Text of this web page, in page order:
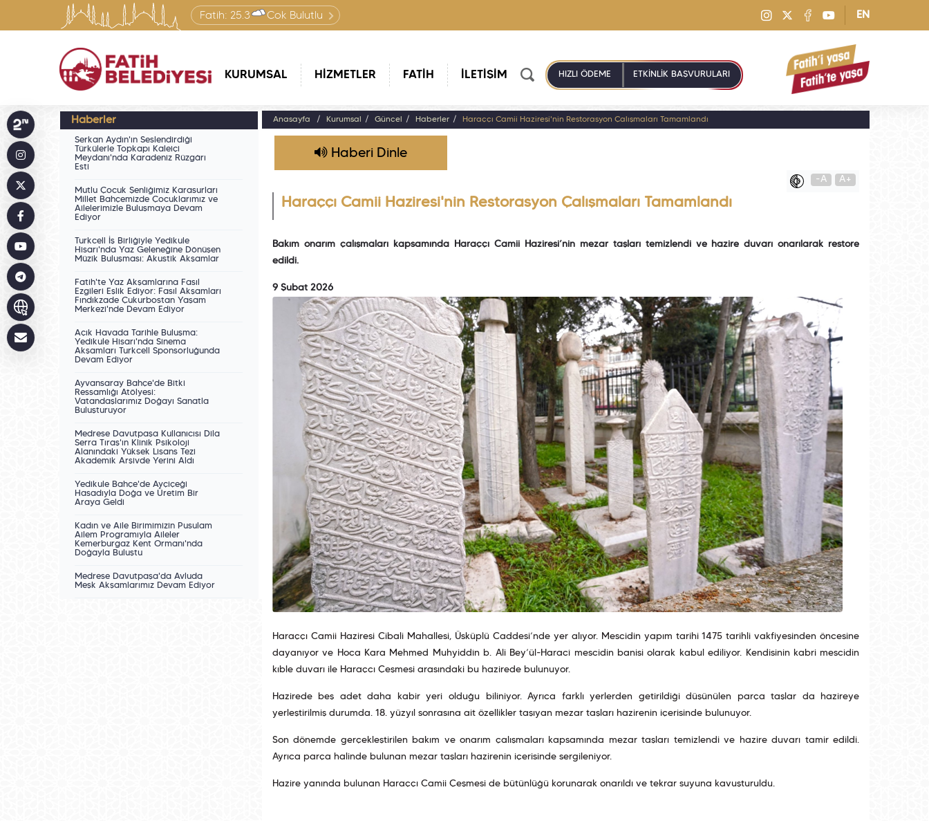
Fatih: 25.3 Çok Bulutlu EN
KURUMSAL HİZMETLER FATİH İLETİŞİM HIZLI ÖDEME ETKİNLİK BAŞVURULARI
Haberler
Serkan Aydın'ın Seslendirdiği
Türkülerle Topkapı Kaleiçi
Meydanı'nda Karadeniz Rüzgârı
Esti
Mutlu Çocuk Şenliğimiz Karasurları
Millet Bahçemizde Çocuklarımız ve
Ailelerimizle Buluşmaya Devam
Ediyor
Turkcell İş Birliğiyle Yedikule
Hisarı'nda Yaz Geleneğine Dönüşen
Müzik Buluşması: Akustik Akşamlar
Fatih'te Yaz Akşamlarına Fasıl
Ezgileri Eşlik Ediyor: Fasıl Akşamları
Fındıkzade Çukurbostan Yaşam
Merkezi'nde Devam Ediyor
Açık Havada Tarihle Buluşma:
Yedikule Hisarı'nda Sinema
Akşamları Turkcell Sponsorluğunda
Devam Ediyor
Ayvansaray Bahçe'de Bitki
Ressamlığı Atölyesi:
Vatandaşlarımız Doğayı Sanatla
Buluşturuyor
Medrese Davutpaşa Kullanıcısı Dila
Serra Tıraş'ın Klinik Psikoloji
Alanındaki Yüksek Lisans Tezi
Akademik Arşivde Yerini Aldı
Yedikule Bahçe'de Ayçiçeği
Hasadıyla Doğa ve Üretim Bir
Araya Geldi
Kadın ve Aile Birimimizin Pusulam
Ailem Programıyla Aileler
Kemerburgaz Kent Ormanı'nda
Doğayla Buluştu
Medrese Davutpaşa'da Avluda
Meşk Akşamlarımız Devam Ediyor
Anasayfa Kurumsal Güncel Haberler Haraççı Camii Haziresi'nin Restorasyon Çalışmaları Tamamlandı
Haberi Dinle
-A A+
Haraççı Camii Haziresi'nin Restorasyon Çalışmaları Tamamlandı
Bakım onarım çalışmaları kapsamında Haraççı Camii Haziresi’nin mezar taşları temizlendi ve hazire duvarı onarılarak restore
edildi.
9 Şubat 2026
Haraççı Camii Haziresi Cibali Mahallesi, Üsküplü Caddesi’nde yer alıyor. Mescidin yapım tarihi 1475 tarihli vakfiyesinden öncesine
dayanıyor ve Hoca Kara Mehmed Muhyiddîn b. Ali Bey’ül-Haracî mescidin banisi olarak kabul ediliyor. Kendisinin kabri mescidin
kıble duvarı ile Haraçcı Çeşmesi arasındaki bu hazirede bulunuyor.
Hazirede beş adet daha kabir yeri olduğu biliniyor. Ayrıca farklı yerlerden getirildiği düşünülen parça taşlar da hazireye
yerleştirilmiş durumda. 18. yüzyıl sonrasına ait özellikler taşıyan mezar taşları hazirenin içerisinde bulunuyor.
Son dönemde gerçekleştirilen bakım ve onarım çalışmaları kapsamında mezar taşları temizlendi ve hazire duvarı tamir edildi.
Ayrıca parça halinde bulunan mezar taşları hazirenin içerisinde sergileniyor.
Hazire yanında bulunan Haraççı Camii Çeşmesi de bütünlüğü korunarak onarıldı ve tekrar suyuna kavuşturuldu.